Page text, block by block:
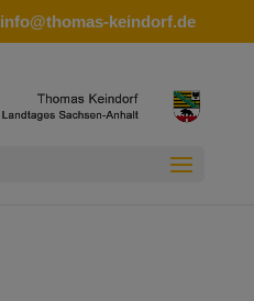
info@thomas-keindorf.de